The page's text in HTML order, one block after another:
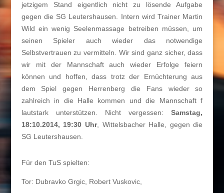
jetzigem Stand eigentlich nicht zu lösende Aufgabe
gegen die SG Leutershausen. Intern wird Trainer Martin
Wild ein wenig Seelenmassage betreiben müssen, um
seinen Spieler auch wieder das notwendige
Selbstvertrauen zu vermitteln. Wir sind ganz sicher, dass
wir mit der Mannschaft auch wieder Erfolge feiern
können und hoffen, dass trotz der Ernüchterung aus
dem Spiel gegen Herrenberg die Fans wieder so
zahlreich in die Halle kommen und die Mannschaft f
lautstark unterstützen. Nicht vergessen:Samstag,
18:10.2014, 19:30 Uhr, Wittelsbacher Halle, gegen die
SG Leutershausen.
Für den TuS spielten:
Tor: Dubravko Grgic, Robert Vuskovic,